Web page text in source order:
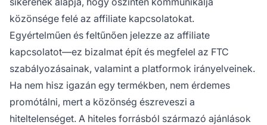
közönsége felé az affiliate kapcsolatokat.
Egyértelműen és feltűnően jelezze az affiliate
kapcsolatot—ez bizalmat épít és megfelel az FTC
szabályozásainak, valamint a platformok irányelveinek.
Ha nem hisz igazán egy termékben, nem érdemes
promótálni, mert a közönség észreveszi a
hiteltelenséget. A hiteles forrásból származó ajánlások